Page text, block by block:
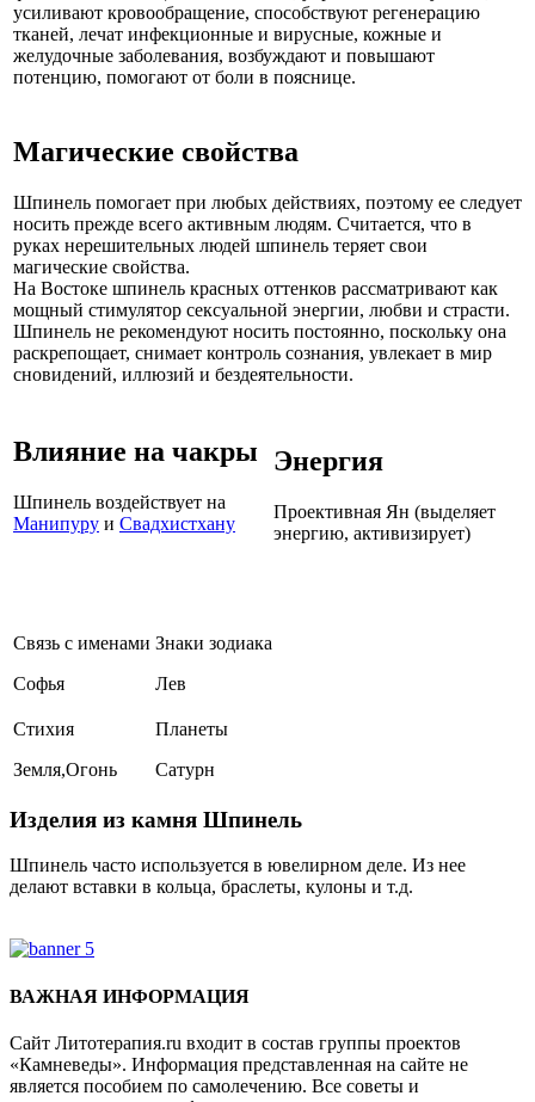
усиливают кровообращение, способствуют регенерацию
тканей, лечат инфекционные и вирусные, кожные и
желудочные заболевания, возбуждают и повышают
потенцию, помогают от боли в пояснице.
Магические свойства
Шпинель помогает при любых действиях, поэтому ее следует
носить прежде всего активным людям. Считается, что в
руках нерешительных людей шпинель теряет свои
магические свойства.
На Востоке шпинель красных оттенков рассматривают как
мощный стимулятор сексуальной энергии, любви и страсти.
Шпинель не рекомендуют носить постоянно, поскольку она
раскрепощает, снимает контроль сознания, увлекает в мир
сновидений, иллюзий и бездеятельности.
Влияние на чакры
Шпинель воздействует на
Манипуру и Свадхистхану
Энергия
Проективная Ян (выделяет
энергию, активизирует)
Связь с именами
Софья
Знаки зодиака
Лев
Стихия
Земля,Огонь
Планеты
Сатурн
Изделия из камня Шпинель
Шпинель часто используется в ювелирном деле. Из нее
делают вставки в кольца, браслеты, кулоны и т.д.
ВАЖНАЯ ИНФОРМАЦИЯ
Сайт Литотерапия.ru входит в состав группы проектов
«Камневеды». Информация представленная на сайте не
является пособием по самолечению. Все советы и